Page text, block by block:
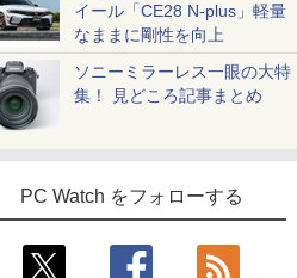
イール「CE28 N-plus」軽量
なままに剛性を向上
ソニーミラーレス一眼の大特
集！ 見どころ記事まとめ
PC Watch をフォローする